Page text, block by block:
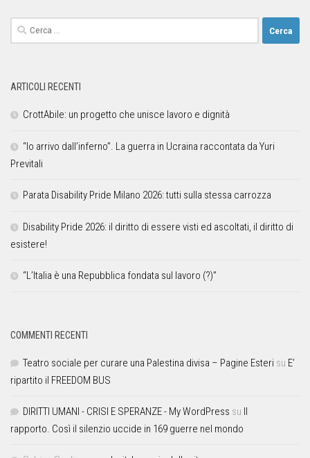
ARTICOLI RECENTI
CrottAbile: un progetto che unisce lavoro e dignità
“Io arrivo dall’inferno”. La guerra in Ucraina raccontata da Yuri
Previtali
Parata Disability Pride Milano 2026: tutti sulla stessa carrozza
Disability Pride 2026: il diritto di essere visti ed ascoltati, il diritto di
esistere!
“L’Italia è una Repubblica fondata sul lavoro (?)”
COMMENTI RECENTI
Teatro sociale per curare una Palestina divisa – Pagine Esteri su E’
ripartito il FREEDOM BUS
DIRITTI UMANI - CRISI E SPERANZE - My WordPress su Il
rapporto. Così il silenzio uccide in 169 guerre nel mondo